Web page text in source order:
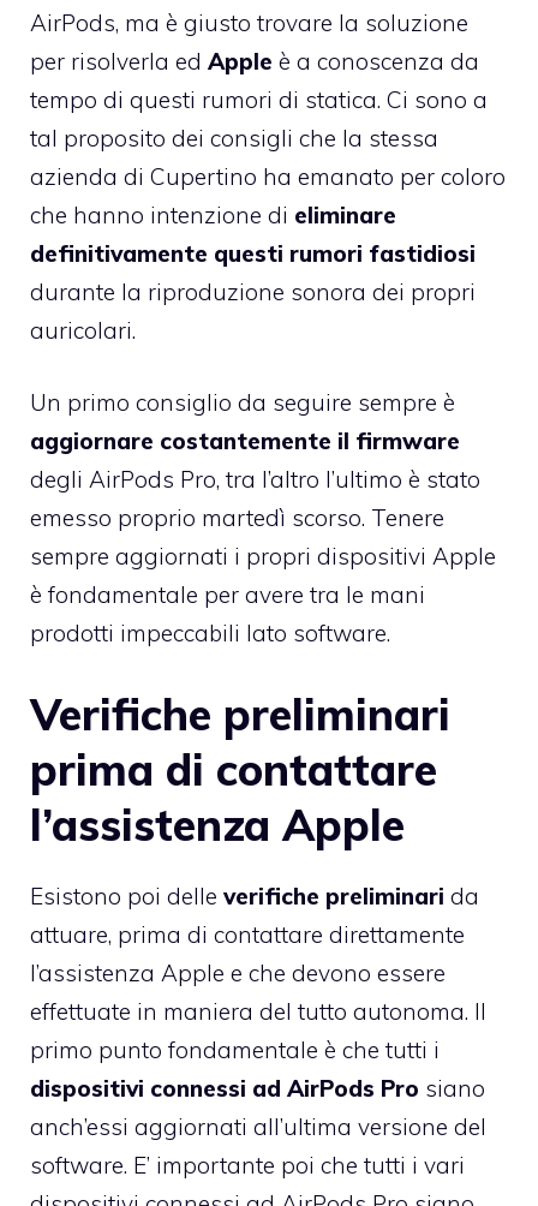
AirPods, ma è giusto trovare la soluzione
per risolverla ed Apple è a conoscenza da
tempo di questi rumori di statica. Ci sono a
tal proposito dei consigli che la stessa
azienda di Cupertino ha emanato per coloro
che hanno intenzione di eliminare
definitivamente questi rumori fastidiosi
durante la riproduzione sonora dei propri
auricolari.
Un primo consiglio da seguire sempre è
aggiornare costantemente il firmware
degli AirPods Pro, tra l’altro l’ultimo è stato
emesso proprio martedì scorso. Tenere
sempre aggiornati i propri dispositivi Apple
è fondamentale per avere tra le mani
prodotti impeccabili lato software.
Verifiche preliminari
prima di contattare
l’assistenza Apple
Esistono poi delle verifiche preliminari da
attuare, prima di contattare direttamente
l’assistenza Apple e che devono essere
effettuate in maniera del tutto autonoma. Il
primo punto fondamentale è che tutti i
dispositivi connessi ad AirPods Pro siano
anch’essi aggiornati all’ultima versione del
software. E’ importante poi che tutti i vari